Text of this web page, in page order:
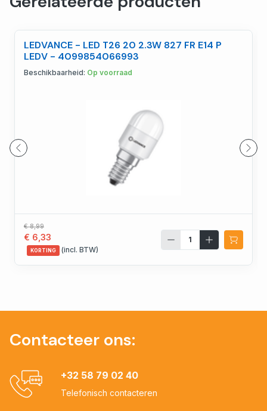
LEDVANCE - LED T26 20 2.3W 827 FR E14 P
LEDV - 4099854066993
Beschikbaarheid: Op voorraad
€ 8,99
€ 6,33
KORTING (incl. BTW)
Contacteer ons:
+32 58 79 02 40
Telefonisch contacteren